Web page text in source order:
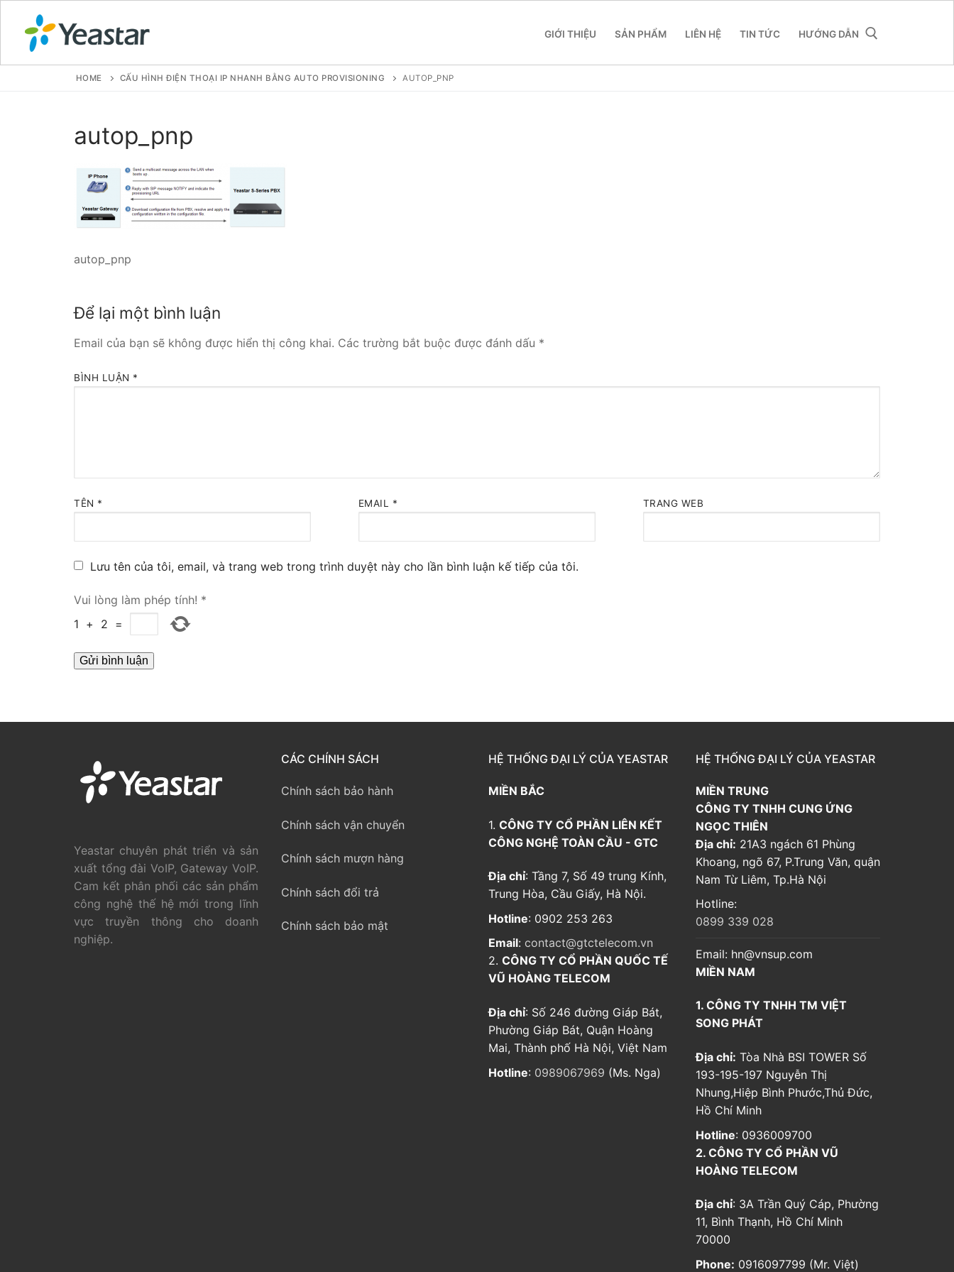
GIỚI THIỆU SẢN PHẨM LIÊN HỆ TIN TỨC HƯỚNG DẪN
VOIP PBX FOR SME
Tổng đài VoIP Yeastar S412
Tổng đài VoIP Yeastar S300
FXO VoIP Gateway
TIN TỨC
HOME CẤU HÌNH ĐIỆN THOẠI IP NHANH BẰNG AUTO PROVISIONING AUTOP_PNP
autop_pnp
autop_pnp
Để lại một bình luận
Email của bạn sẽ không được hiển thị công khai. Các trường bắt buộc được đánh dấu *
BÌNH LUẬN *
TÊN * EMAIL * TRANG WEB
Lưu tên của tôi, email, và trang web trong trình duyệt này cho lần bình luận kế tiếp của tôi.
Vui lòng làm phép tính! *
1 + 2 =
Yeastar chuyên phát triển và sản
xuất tổng đài VoIP, Gateway VoIP.
Cam kết phân phối các sản phẩm
công nghệ thế hệ mới trong lĩnh
vực truyền thông cho doanh
nghiệp.
CÁC CHÍNH SÁCH
Chính sách bảo hành
Chính sách vận chuyển
Chính sách mượn hàng
Chính sách đổi trả
Chính sách bảo mật
HỆ THỐNG ĐẠI LÝ CỦA YEASTAR
MIỀN BẮC
1. CÔNG TY CỔ PHẦN LIÊN KẾT
CÔNG NGHỆ TOÀN CẦU - GTC
Địa chỉ: Tầng 7, Số 49 trung Kính,
Trung Hòa, Cầu Giấy, Hà Nội.
Hotline: 0902 253 263
Email: contact@gtctelecom.vn
2. CÔNG TY CỔ PHẦN QUỐC TẾ
VŨ HOÀNG TELECOM
Địa chỉ: Số 246 đường Giáp Bát,
Phường Giáp Bát, Quận Hoàng
Mai, Thành phố Hà Nội, Việt Nam
Hotline: 0989067969 (Ms. Nga)
HỆ THỐNG ĐẠI LÝ CỦA YEASTAR
MIỀN TRUNG
CÔNG TY TNHH CUNG ỨNG
NGỌC THIÊN
Địa chỉ: 21A3 ngách 61 Phùng
Khoang, ngõ 67, P.Trung Văn, quận
Nam Từ Liêm, Tp.Hà Nội
Hotline:
0899 339 028
Email: hn@vnsup.com
MIỀN NAM
1. CÔNG TY TNHH TM VIỆT
SONG PHÁT
Địa chỉ: Tòa Nhà BSI TOWER Số
193-195-197 Nguyễn Thị
Nhung,Hiệp Bình Phước,Thủ Đức,
Hồ Chí Minh
Hotline: 0936009700
2. CÔNG TY CỔ PHẦN VŨ
HOÀNG TELECOM
Địa chỉ: 3A Trần Quý Cáp, Phường
11, Bình Thạnh, Hồ Chí Minh
70000
Phone: 0916097799 (Mr. Việt)